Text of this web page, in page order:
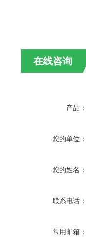
在线咨询
产品：
您的单位：
您的姓名：
联系电话：
常用邮箱：